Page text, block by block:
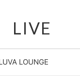
LIVE
LOUNGE